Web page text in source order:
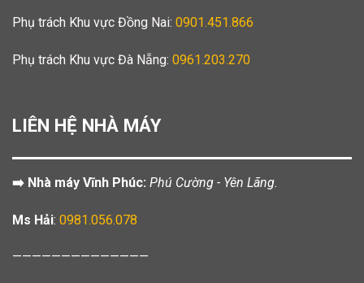
Phụ trách Khu vực Đồng Nai: 0901.451.866
Phụ trách Khu vực Đà Nẵng: 0961.203.270
LIÊN HỆ NHÀ MÁY
➡️ Nhà máy Vĩnh Phúc: Phú Cường - Yên Lãng.
Ms Hải: 0981.056.078
——————————————